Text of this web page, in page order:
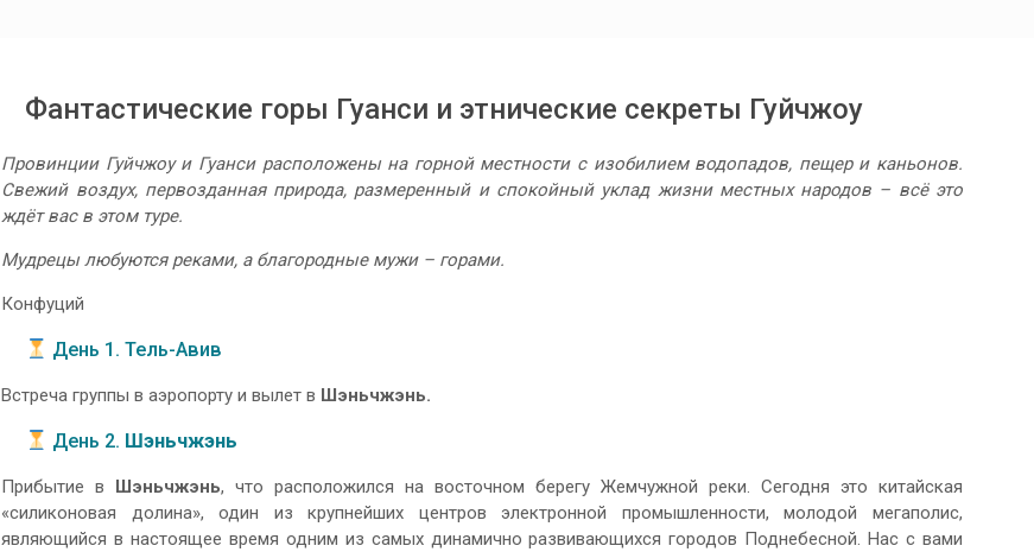
Фантастические горы Гуанси и этнические секреты Гуйчжоу
Провинции Гуйчжоу и Гуанси расположены на горной местности с изобилием водопадов, пещер и каньонов.
Свежий воздух, первозданная природа, размеренный и спокойный уклад жизни местных народов – всё это
ждёт вас в этом туре.
Мудрецы любуются реками, а благородные мужи – горами.
Конфуций
День 1. Тель-Авив
Встреча группы в аэропорту и вылет в Шэньчжэнь.
День 2. Шэньчжэнь
Прибытие в Шэньчжэнь, что расположился на восточном берегу Жемчужной реки. Сегодня это китайская
«силиконовая долина», один из крупнейших центров электронной промышленности, молодой мегаполис,
являющийся в настоящее время одним из самых динамично развивающихся городов Поднебесной. Нас с вами